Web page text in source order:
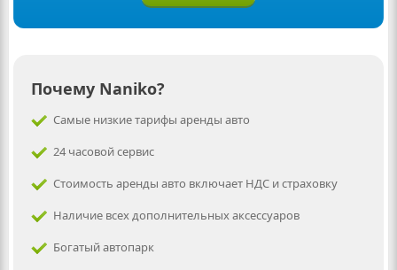
Почему Naniko?
Самые низкие тарифы аренды авто
24 часовой сервис
Стоимость аренды авто включает НДС и страховку
Наличие всех дополнительных аксессуаров
Богатый автопарк